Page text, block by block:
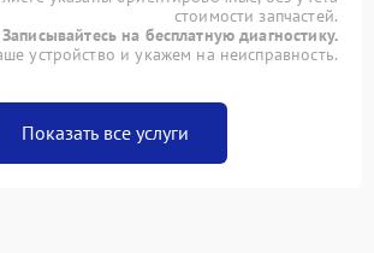
стоимости запчастей.
Записывайтесь на бесплатную диагностику.
устройство и укажем на неисправность.
Показать все услуги